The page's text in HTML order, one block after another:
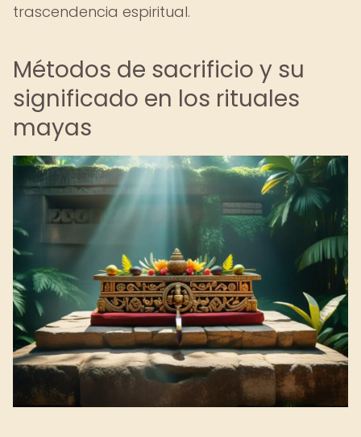
trascendencia espiritual.
Métodos de sacrificio y su
significado en los rituales
mayas